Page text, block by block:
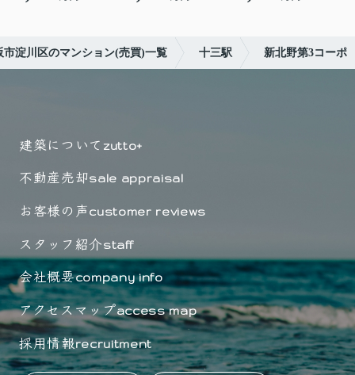
市淀川区のマンション(売買)一覧 十三駅 新北野第3コーポ
建築について zutto+
不動産売却sale appraisal
お客様の声customer reviews
スタッフ紹介staff
会社概要company info
アクセスマップaccess map
採用情報recruitment